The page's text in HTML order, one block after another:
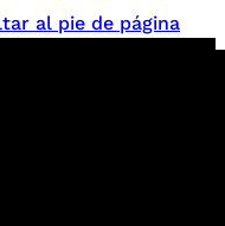
al pie de página